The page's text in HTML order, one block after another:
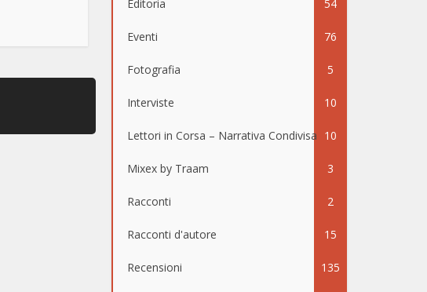
Editoria 54
Eventi 76
Fotografia 5
Interviste 10
Lettori in Corsa – Narrativa Condivisa 10
Mixex by Traam 3
Racconti 2
Racconti d'autore 15
Recensioni 135